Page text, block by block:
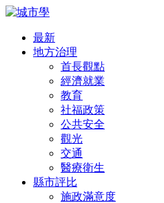
最新
地方治理
首長觀點
經濟就業
教育
社福政策
公共安全
觀光
交通
醫療衛生
縣市評比
施政滿意度